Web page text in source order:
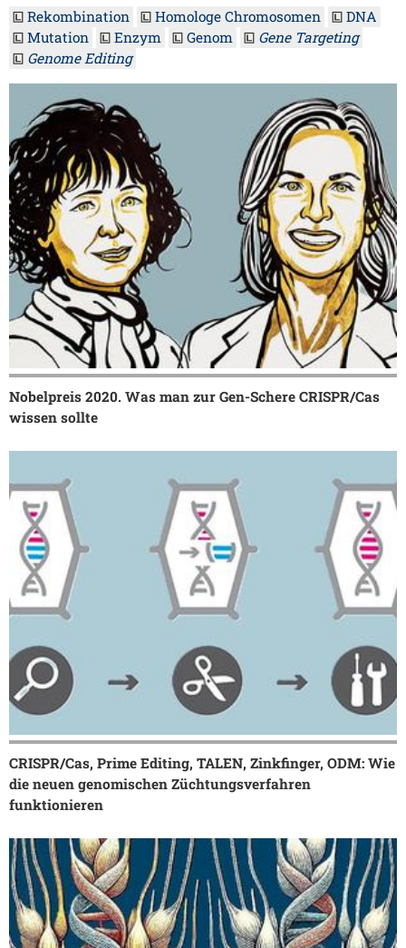
Rekombination
Homologe Chromosomen
DNA
Mutation
Enzym Genom
Gene Targeting
Genome Editing
Nobelpreis 2020. Was man zur Gen-Schere CRISPR/Cas
wissen sollte
CRISPR/Cas, Prime Editing, TALEN, Zinkfinger, ODM: Wie
die neuen genomischen Züchtungsverfahren
funktionieren